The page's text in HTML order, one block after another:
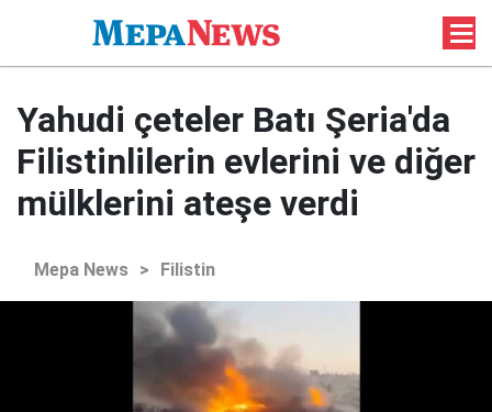
Yahudi çeteler Batı Şeria'da
Filistinlilerin evlerini ve diğer
mülklerini ateşe verdi
Mepa News > Filistin